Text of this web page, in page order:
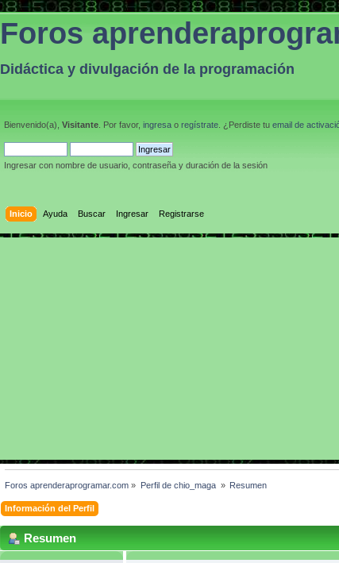
Foros
Didáctica y divulgación de la programación
Bienvenido(a), Visitante . Por favor, ingresa o regístrate . ¿Perdiste tu email de
Ingresar con nombre de usuario, contraseña y duración de la sesión
Inicio Ayuda Buscar Ingresar Registrarse
Foros aprenderaprogramar.com » Perfil de chio_maga » Resumen
Información del Perfil
Resumen